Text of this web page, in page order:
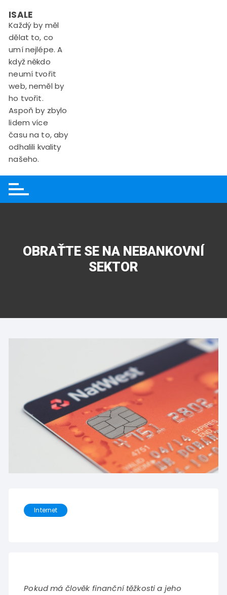
content
ISALE
Každý by měl
dělat to, co
umí nejlépe. A
když někdo
neumí tvořit
web, neměl by
ho tvořit.
Aspoň by zbylo
lidem více
času na to, aby
odhalili kvality
našeho.
OBRAŤTE SE NA NEBANKOVNÍ
SEKTOR
Internet
Pokud má člověk finanční těžkosti a jeho